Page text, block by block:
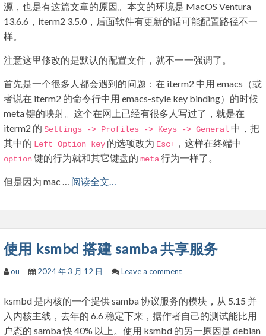
源，也是有这篇文章的原因。本文的环境是 MacOS Ventura
13.6.6，iterm2 3.5.0，后面软件有更新的话可能配置路径不一
样。
注意这里修改的是默认的配置文件，就不一一强调了。
首先是一个很多人都会遇到的问题：在 iterm2 中用 emacs（或
者说在 iterm2 的命令行中用 emacs-style key binding）的时候
meta 键的映射。这个在网上已经有很多人写过了，就是在
iterm2 的 Settings -> Profiles -> Keys -> General 中，把
其中的 Left Option key 的选项改为 Esc+ ，这样在终端中
option键的行为就和其它键盘的 meta行为一样了。
但是因为 mac … 阅读全文…
使用 ksmbd 搭建 samba 共享服务
ou 2024 年 3 月 12 日 Leave a comment
ksmbd 是内核的一个提供 samba 协议服务的模块，从 5.15 并
入内核主线，去年的 6.6 稳定下来，据作者自己的测试能比用
户态的 samba 快 40% 以上。使用 ksmbd 的另一原因是 debian